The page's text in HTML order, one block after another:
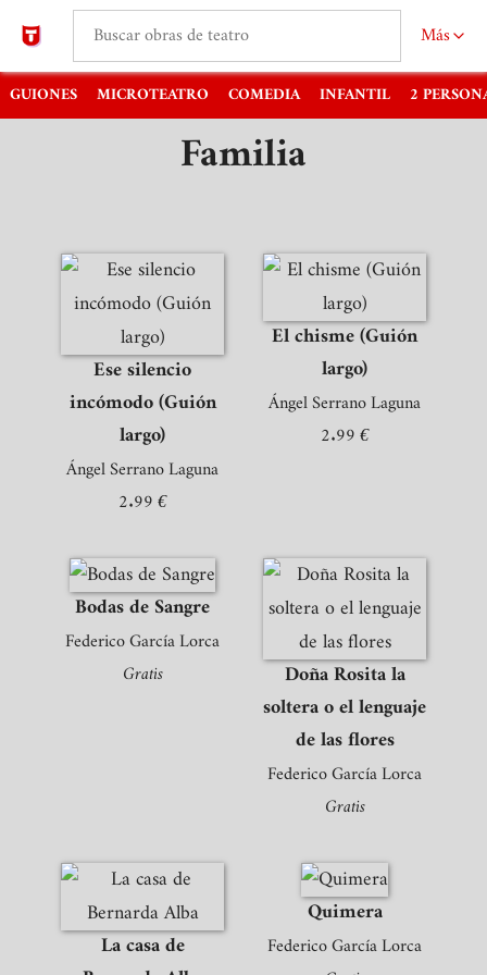
Más
GUIONES MICROTEATRO COMEDIA INFANTIL 2
Familia
Ese silencio
incómodo (Guión
largo)
Ángel Serrano Laguna
2.99 €
El chisme (Guión
largo)
Ángel Serrano Laguna
2.99 €
Bodas de Sangre
Federico García Lorca
Gratis
Doña Rosita la
soltera o el lenguaje
de las flores
Federico García Lorca
Gratis
La casa de
Quimera
Federico García Lorca